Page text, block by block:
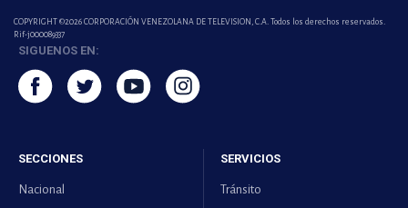
COPYRIGHT ©2026 CORPORACIÓN VENEZOLANA DE TELEVISION, C.A. Todos los derechos reservados.
Rif-j000089337
SIGUENOS EN:
SECCIONES
Nacional
SERVICIOS
Tránsito